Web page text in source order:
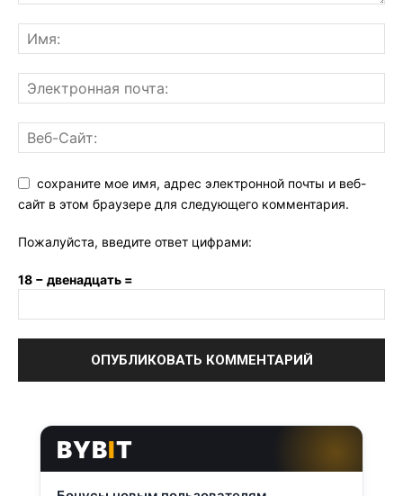
сохраните мое имя, адрес электронной почты и веб-
сайт в этом браузере для следующего комментария.
Пожалуйста, введите ответ цифрами:
18 − двенадцать =
BYBIT